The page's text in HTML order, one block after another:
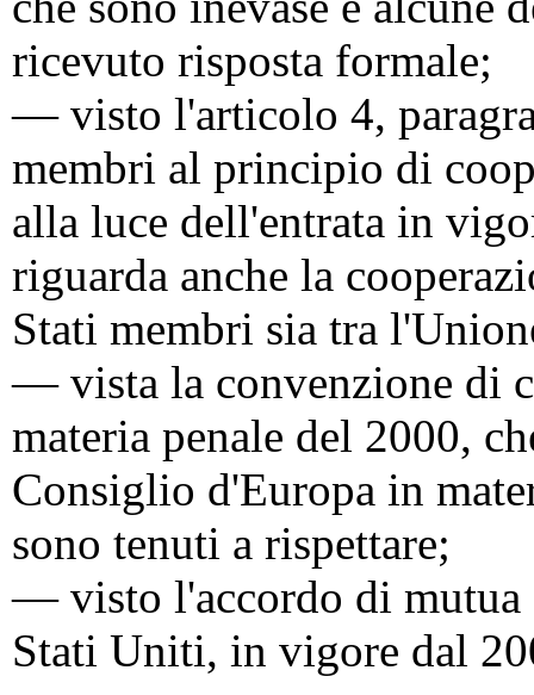
ricevuto risposta formale;
— visto l'articolo 4,
membri al principio di
alla luce dell'entrata in
riguarda anche la
Stati membri sia tra
— vista la convenzione di
materia penale del 2000,
Consiglio d'Europa in
sono tenuti a rispettare;
— visto l'accordo di mutua
Stati Uniti, in vigore dal